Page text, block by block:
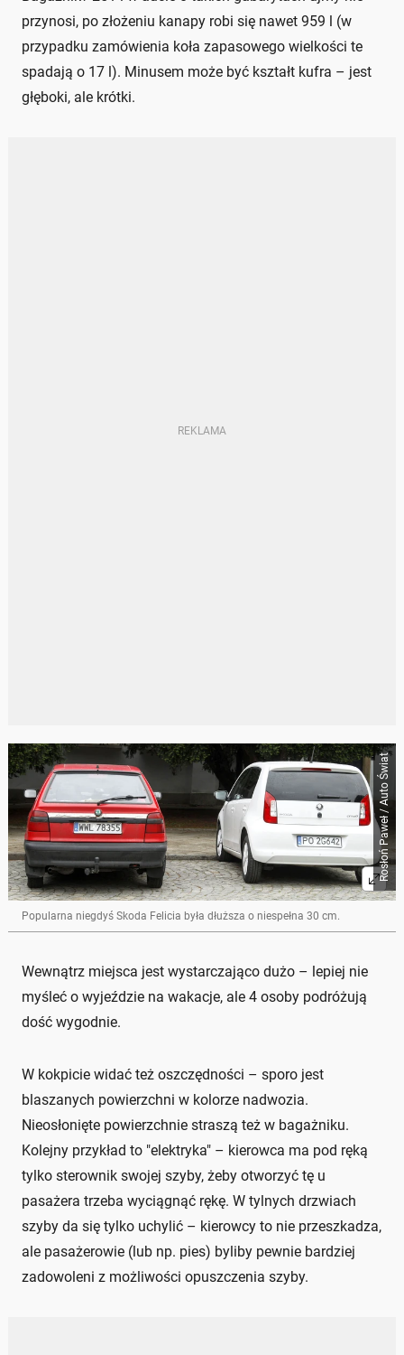
przynosi, po złożeniu kanapy robi się nawet 959 l (w
przypadku zamówienia koła zapasowego wielkości te
spadają o 17 l). Minusem może być kształt kufra – jest
głęboki, ale krótki.
Rosłoń Paweł / Auto Świat
Popularna niegdyś Skoda Felicia była dłuższa o niespełna 30 cm.
Wewnątrz miejsca jest wystarczająco dużo – lepiej nie
myśleć o wyjeździe na wakacje, ale 4 osoby podróżują
dość wygodnie.
W kokpicie widać też oszczędności – sporo jest
blaszanych powierzchni w kolorze nadwozia.
Nieosłonięte powierzchnie straszą też w bagażniku.
Kolejny przykład to "elektryka" – kierowca ma pod ręką
tylko sterownik swojej szyby, żeby otworzyć tę u
pasażera trzeba wyciągnąć rękę. W tylnych drzwiach
szyby da się tylko uchylić – kierowcy to nie przeszkadza,
ale pasażerowie (lub np. pies) byliby pewnie bardziej
zadowoleni z możliwości opuszczenia szyby.